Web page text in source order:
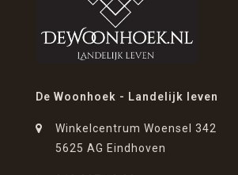
De Woonhoek - Landelijk leven
Winkelcentrum Woensel 342
5625 AG Eindhoven